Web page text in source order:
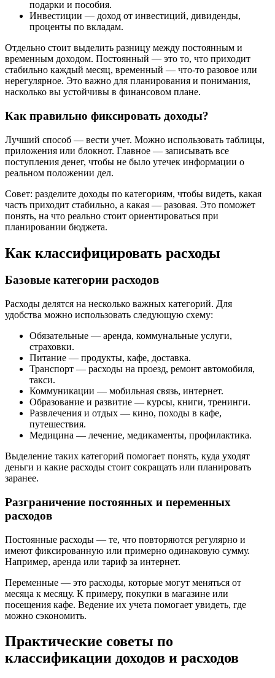
подарки и пособия.
Инвестиции — доход от инвестиций, дивиденды,
проценты по вкладам.
Отдельно стоит выделить разницу между постоянным и
временным доходом. Постоянный — это то, что приходит
стабильно каждый месяц, временный — что-то разовое или
нерегулярное. Это важно для планирования и понимания,
насколько вы устойчивы в финансовом плане.
Как правильно фиксировать доходы?
Лучший способ — вести учет. Можно использовать таблицы,
приложения или блокнот. Главное — записывать все
поступления денег, чтобы не было утечек информации о
реальном положении дел.
Совет: разделите доходы по категориям, чтобы видеть, какая
часть приходит стабильно, а какая — разовая. Это поможет
понять, на что реально стоит ориентироваться при
планировании бюджета.
Как классифицировать расходы
Базовые категории расходов
Расходы делятся на несколько важных категорий. Для
удобства можно использовать следующую схему:
Обязательные — аренда, коммунальные услуги,
страховки.
Питание — продукты, кафе, доставка.
Транспорт — расходы на проезд, ремонт автомобиля,
такси.
Коммуникации — мобильная связь, интернет.
Образование и развитие — курсы, книги, тренинги.
Развлечения и отдых — кино, походы в кафе,
путешествия.
Медицина — лечение, медикаменты, профилактика.
Выделение таких категорий помогает понять, куда уходят
деньги и какие расходы стоит сокращать или планировать
заранее.
Разграничение постоянных и переменных
расходов
Постоянные расходы — те, что повторяются регулярно и
имеют фиксированную или примерно одинаковую сумму.
Например, аренда или тариф за интернет.
Переменные — это расходы, которые могут меняться от
месяца к месяцу. К примеру, покупки в магазине или
посещения кафе. Ведение их учета помогает увидеть, где
можно сэкономить.
Практические советы по
классификации доходов и расходов